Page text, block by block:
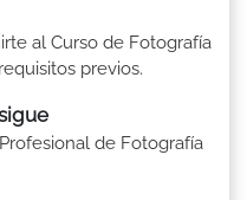
al Curso de Fotografía
previos.
de Fotografía